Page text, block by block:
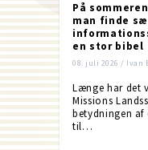
På
man finde
en stor bibel
08. juli 2026 / Ivan
Længe har det
Missions
betydningen
til…